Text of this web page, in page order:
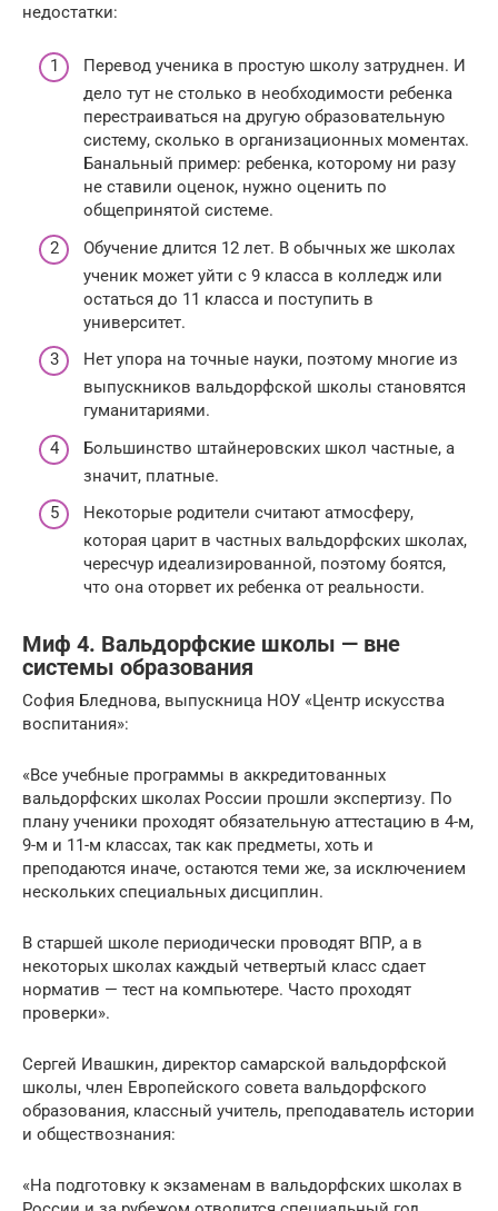
недостатки:
Перевод ученика в простую школу затруднен. И
дело тут не столько в необходимости ребенка
перестраиваться на другую образовательную
систему, сколько в организационных моментах.
Банальный пример: ребенка, которому ни разу
не ставили оценок, нужно оценить по
общепринятой системе.
Обучение длится 12 лет. В обычных же школах
ученик может уйти с 9 класса в колледж или
остаться до 11 класса и поступить в
университет.
Нет упора на точные науки, поэтому многие из
выпускников вальдорфской школы становятся
гуманитариями.
Большинство штайнеровских школ частные, а
значит, платные.
Некоторые родители считают атмосферу,
которая царит в частных вальдорфских школах,
чересчур идеализированной, поэтому боятся,
что она оторвет их ребенка от реальности.
Миф 4. Вальдорфские школы — вне
системы образования
София Бледнова, выпускница НОУ «Центр искусства
воспитания»:
«Все учебные программы в аккредитованных
вальдорфских школах России прошли экспертизу. По
плану ученики проходят обязательную аттестацию в 4-м,
9-м и 11-м классах, так как предметы, хоть и
преподаются иначе, остаются теми же, за исключением
нескольких специальных дисциплин.
В старшей школе периодически проводят ВПР, а в
некоторых школах каждый четвертый класс сдает
норматив — тест на компьютере. Часто проходят
проверки».
Сергей Ивашкин, директор самарской вальдорфской
школы, член Европейского совета вальдорфского
образования, классный учитель, преподаватель истории
и обществознания:
«На подготовку к экзаменам в вальдорфских школах в